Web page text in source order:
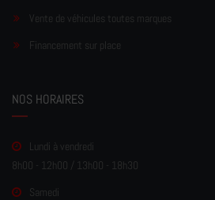
Vente de véhicules toutes marques
Financement sur place
NOS HORAIRES
Lundi à vendredi
8h00 - 12h00 / 13h00 - 18h30
Samedi